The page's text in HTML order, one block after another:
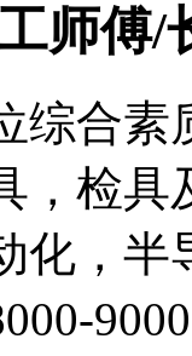
师傅/
综合素
，检具
化，半